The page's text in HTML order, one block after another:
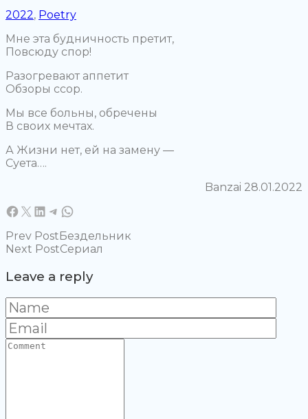
2022, Poetry
Мне эта будничность претит,
Повсюду спор!
Разогревают аппетит
Обзоры ссор.
Мы все больны, обречены
В своих мечтах.
А Жизни нет, ей на замену —
Суета….
Banzai 28.01.2022
Поделиться в Facebook
Отправьте эту страницу по электронной почте
Поделиться в LinkedIn
Поделитесь в Telegram
Поделиться в WhatsApp
Prev Post Бездельник
Next PostСериал
Leave a reply